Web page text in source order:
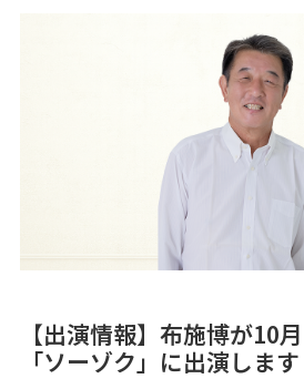
【出演情報】布施博が10
「ソーゾク」に出演します